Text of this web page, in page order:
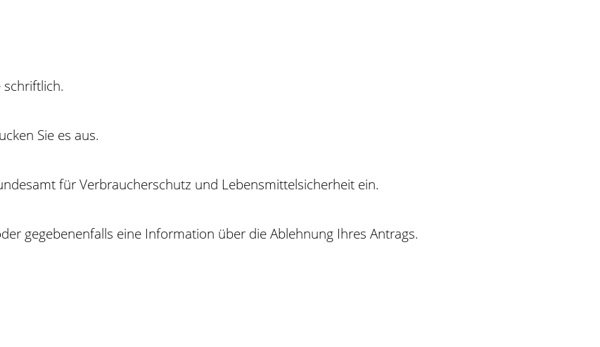
Sie es aus.
für Verbraucherschutz und Lebensmittelsicherheit ein.
gegebenenfalls eine Information über die Ablehnung Ihres Antrags.